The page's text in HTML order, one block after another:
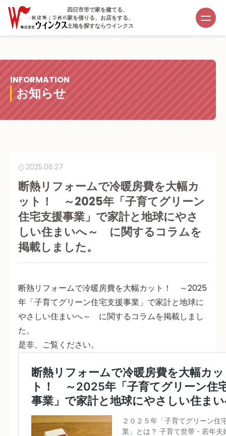
四日市市で家を建てる、
家を借りる、お店をする、
土地を探すならウインクス
お知らせ
INFORMATION
2025.06.27
断熱リフォームで冷暖房費を大幅カ
ット！ ～2025年「子育てグリーン
住宅支援事業」で家計と地球にやさ
しい住まいへ～ に関するコラムを
掲載しました。
断熱リフォームで冷暖房費を大幅カット！ ～2025
年「子育てグリーン住宅支援事業」で家計と地球に
やさしい住まいへ～ に関するコラムを掲載しまし
た。
是非、ご覧ください。